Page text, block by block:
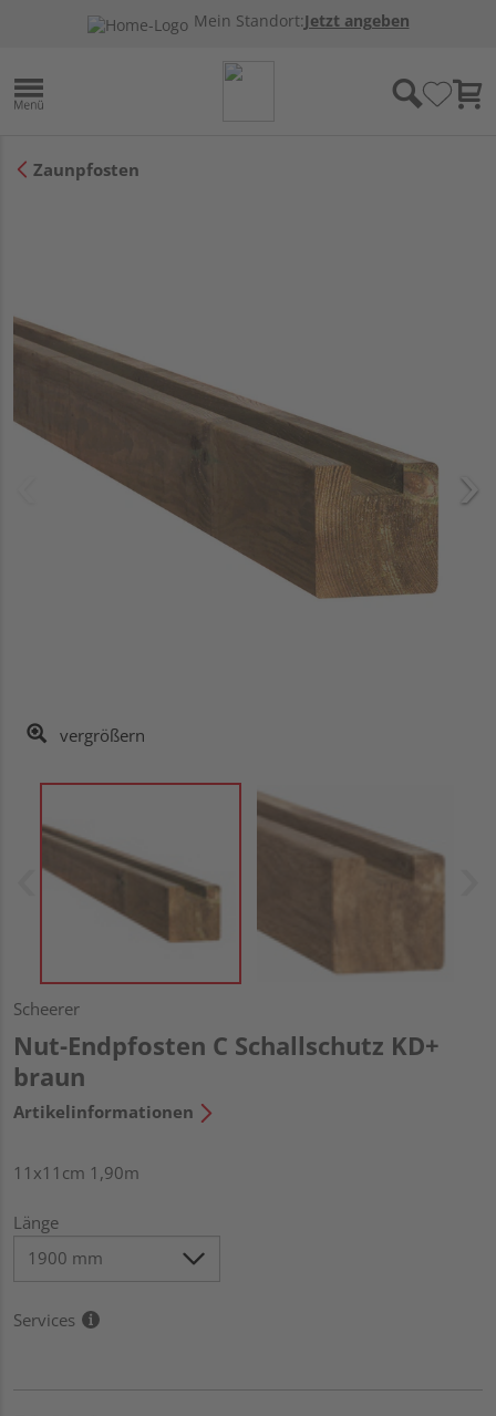
Mein Standort:Jetzt angeben
Zaunpfosten
vergrößern
Scheerer
Nut-Endpfosten C Schallschutz KD+
braun
Artikelinformationen
11x11cm 1,90m
Länge
Services